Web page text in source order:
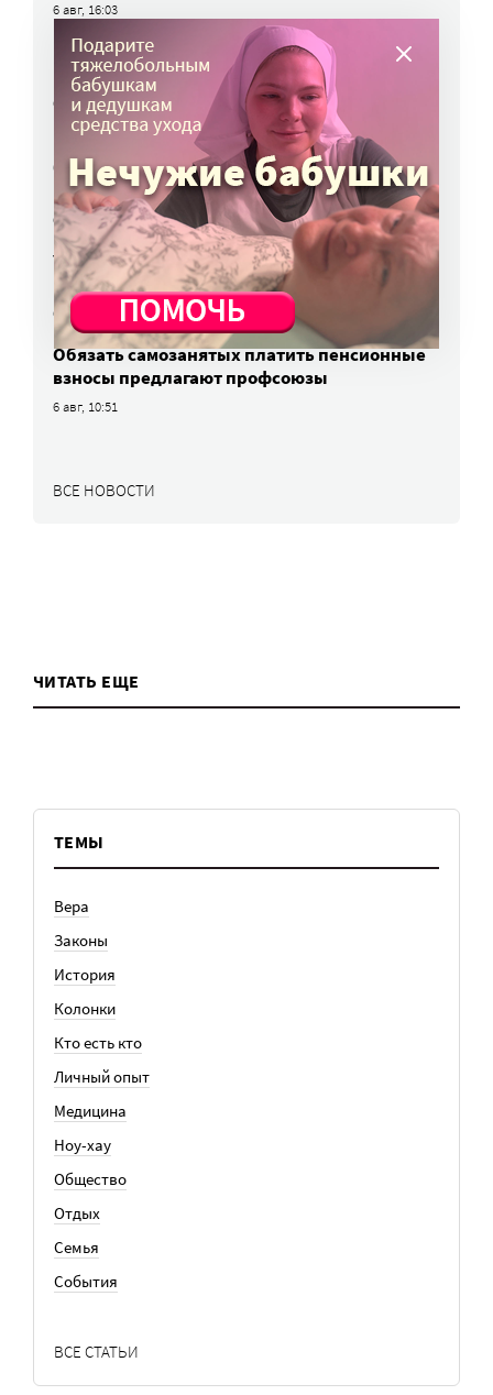
6 авг, 16:03
МЧС предупреждает москвичей о грозе
и буре
6 авг, 15:55
Победители олимпиад заняли большинство
бюджетных мест: в МГИМО предложили
пересмотреть правила приема
6 авг, 14:44
Улучшить питание заключенных намерен
Минюст
6 авг, 13:19
Обязать самозанятых платить пенсионные
взносы предлагают профсоюзы
6 авг, 10:51
ВСЕ НОВОСТИ
ЧИТАТЬ ЕЩЕ
ТЕМЫ
Вера
Законы
История
Колонки
Кто есть кто
Личный опыт
Медицина
Ноу-хау
Общество
Отдых
Семья
События
ВСЕ СТАТЬИ